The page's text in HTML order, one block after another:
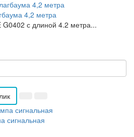
4,2 метра
с длиной 4.2 метра...
сигнальная